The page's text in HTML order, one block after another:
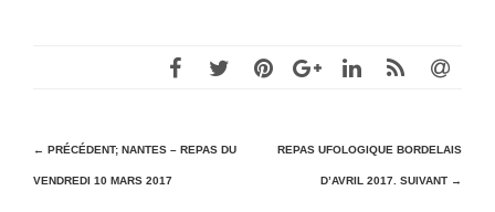
N
a
← PRÉCÉDENT; NANTES – REPAS DU
VENDREDI 10 MARS 2017
REPAS UFOLOGIQUE BORDELAIS
D’AVRIL 2017. SUIVANT →